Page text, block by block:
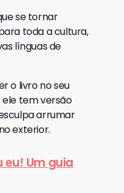
se tornar
toda a cultura,
línguas de
o livro no seu
ele tem versão
arrumar
exterior.
eu! Um guia